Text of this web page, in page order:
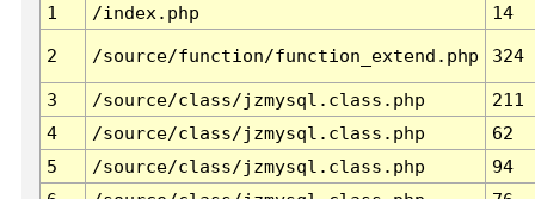
1
/index.php 14
2 /source/function/function_extend.php 324
3 /source/class/jzmysql.class.php
211
4
/source/class/jzmysql.class.php
62
5
/source/class/jzmysql.class.php
94